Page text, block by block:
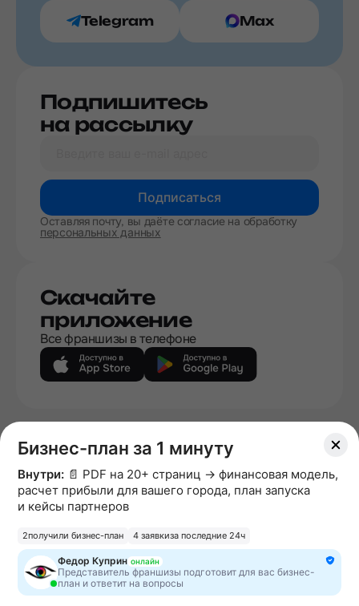
Telegram Max
Подпишитесь
на рассылку
Подписаться
Оставляя почту, вы даёте согласие на обработку
персональных данных
Скачайте
приложение
Все франшизы в телефоне
соглашение
|Политика DCMA|Политика отзывов
Политика ранжирования | Использование материалов
EN
Информация о франшизах, размещённых на сайте не
является офертой. Конечные условия уточняйте при
прямом общении с франчайзерами. Мы не несем
ответственность за полноту и достоверность
Бизнес-план за 1 минуту
Внутри: 📄 PDF на 20+ страниц → финансовая модель,
расчет прибыли для вашего города, план запуска
и кейсы партнеров
2получили бизнес-план 4 заявкиза последние 24ч
Федор Куприн онлайн
Представитель франшизы подготовит для вас бизнес-
план и ответит на вопросы